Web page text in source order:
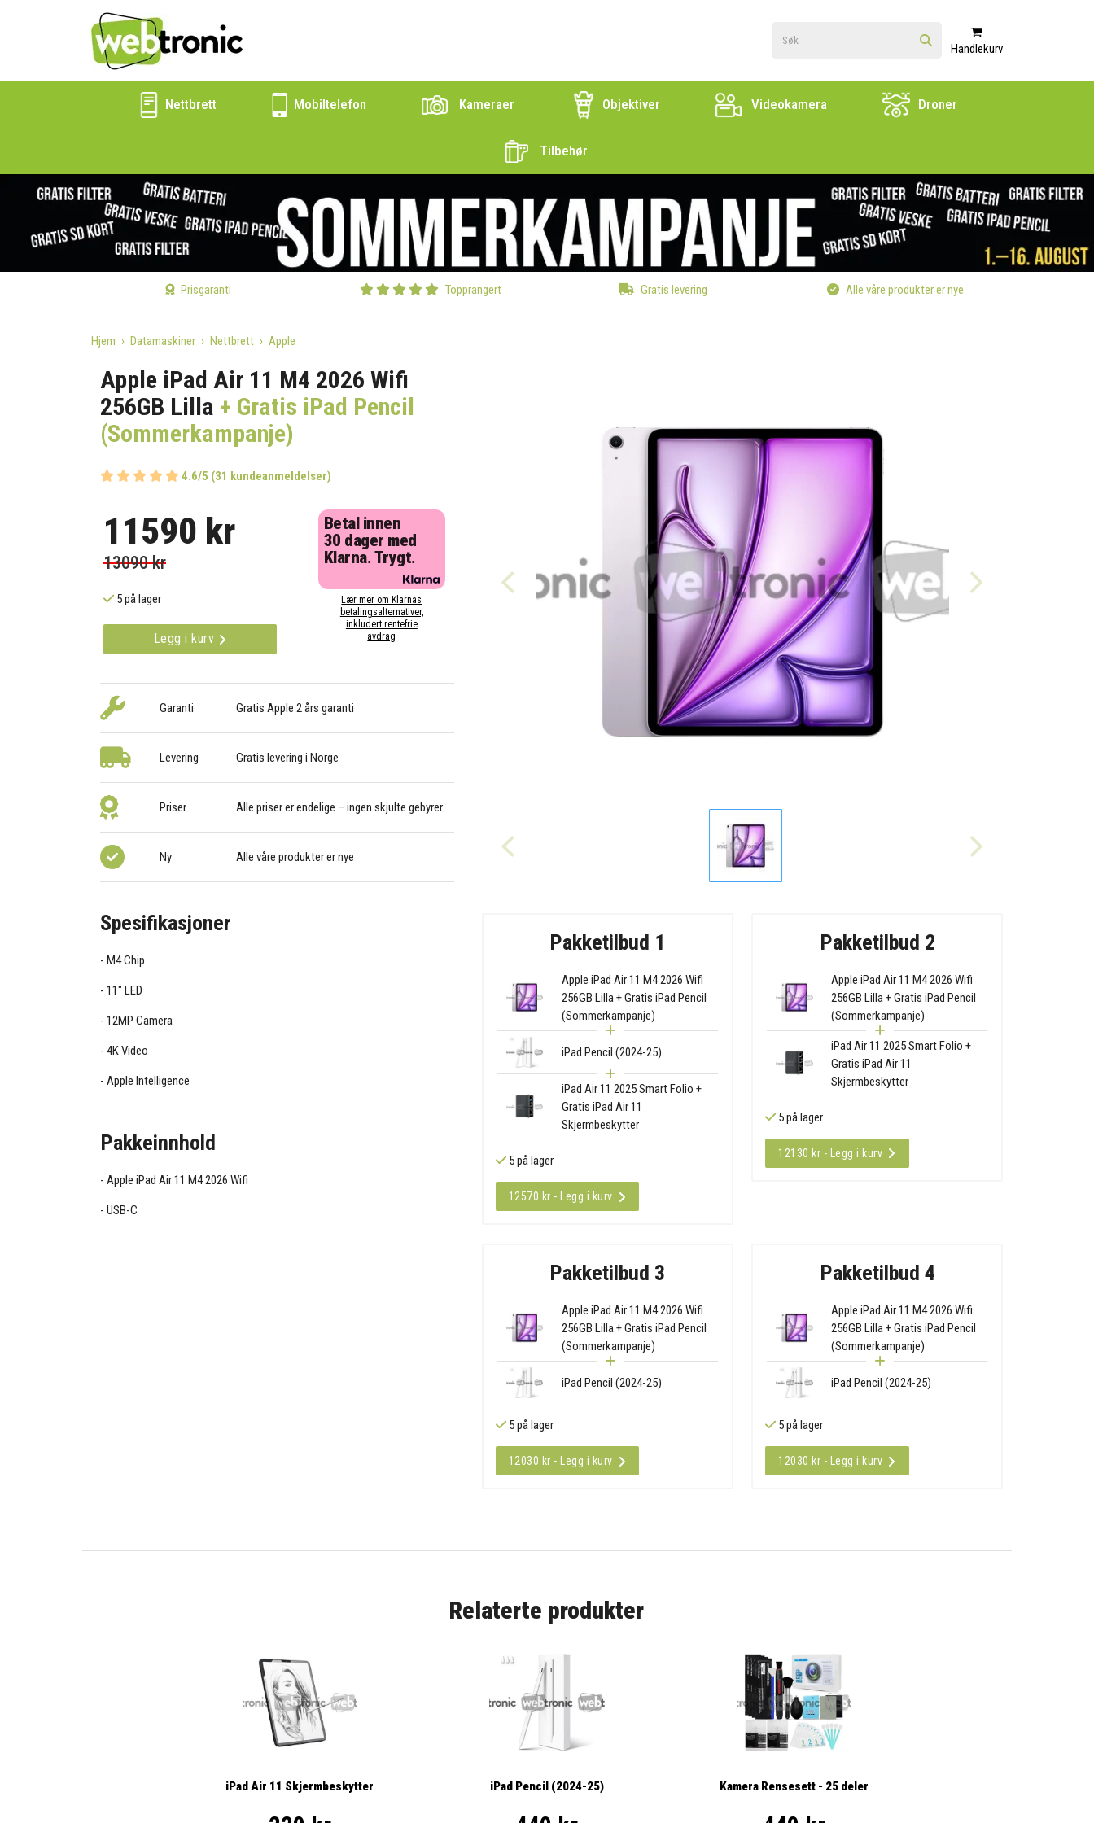
Handlekurv
Nettbrett Mobiltelefon Kameraer Objektiver Videokamera Droner
Tilbehør
Prisgaranti Topprangert Gratis levering Alle våre produkter er nye
Hjem Datamaskiner Nettbrett Apple
Apple iPad Air 11 M4 2026 Wifi
256GB Lilla + Gratis iPad Pencil
(Sommerkampanje)
4.6/5 (31 kundeanmeldelser)
11590 kr
13090 kr
5 på lager
Legg i kurv
Betal innen
30 dager med
Klarna. Trygt.
Lær mer om Klarnas
betalingsalternativer,
inkludert rentefrie
avdrag
Garanti Gratis Apple 2 års garanti
Levering Gratis levering i Norge
Priser Alle priser er endelige – ingen skjulte gebyrer
Ny Alle våre produkter er nye
Pakketilbud 1
Apple iPad Air 11 M4 2026 Wifi
256GB Lilla + Gratis iPad Pencil
(Sommerkampanje)
iPad Pencil (2024-25)
iPad Air 11 2025 Smart Folio +
Gratis iPad Air 11
Skjermbeskytter
5 på lager
12570 kr - Legg i kurv
Pakketilbud 2
Apple iPad Air 11 M4 2026 Wifi
256GB Lilla + Gratis iPad Pencil
(Sommerkampanje)
iPad Air 11 2025 Smart Folio +
Gratis iPad Air 11
Skjermbeskytter
5 på lager
12130 kr - Legg i kurv
Pakketilbud 3
Apple iPad Air 11 M4 2026 Wifi
256GB Lilla + Gratis iPad Pencil
(Sommerkampanje)
iPad Pencil (2024-25)
5 på lager
12030 kr - Legg i kurv
Pakketilbud 4
Apple iPad Air 11 M4 2026 Wifi
256GB Lilla + Gratis iPad Pencil
(Sommerkampanje)
iPad Pencil (2024-25)
5 på lager
12030 kr - Legg i kurv
Spesifikasjoner
M4 Chip
11" LED
12MP Camera
4K Video
Apple Intelligence
Pakkeinnhold
Apple iPad Air 11 M4 2026 Wifi
USB-C
Relaterte produkter
iPad Air 11 Skjermbeskytter iPad Pencil (2024-25) Kamera Rensesett - 25 deler